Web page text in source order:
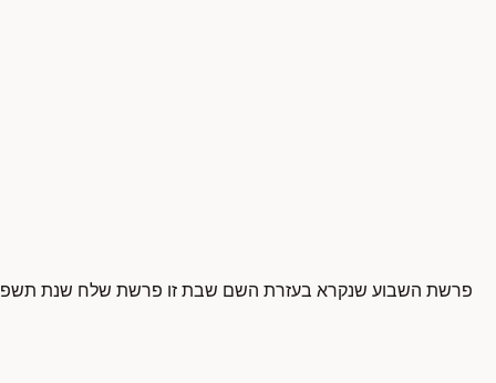
פרשת השבוע שנקרא בעזרת השם שבת זו פרשת שלח שנת תשפ"ו